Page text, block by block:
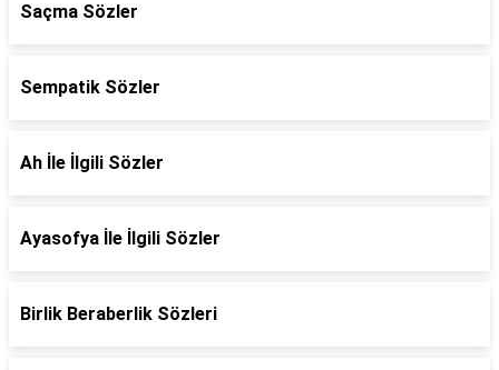
Saçma Sözler
Sempatik Sözler
Ah İle İlgili Sözler
Ayasofya İle İlgili Sözler
Birlik Beraberlik Sözleri